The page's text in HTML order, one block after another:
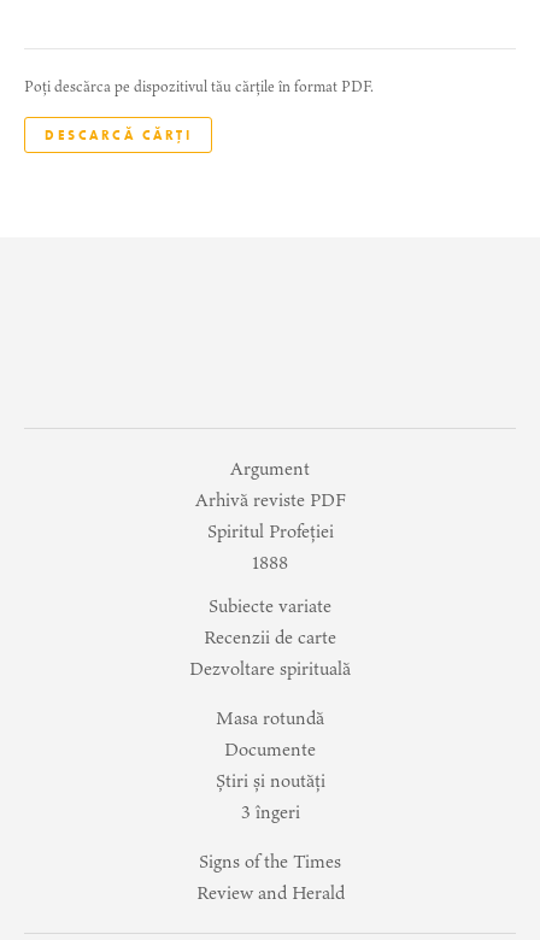
Poți descărca pe dispozitivul tău cărțile în format PDF.
DESCARCĂ CĂRȚI
Argument
Arhivă reviste PDF
Spiritul Profeției
1888
Subiecte variate
Recenzii de carte
Dezvoltare spirituală
Masa rotundă
Documente
Știri și noutăți
3 îngeri
Signs of the Times
Review and Herald